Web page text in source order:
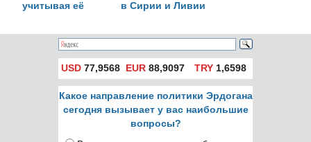
учитывая её
последствия
в Сирии и Ливии
USD 77,9568 EUR 88,9097 TRY1,6598
Какое направление политики Эрдогана
сегодня вызывает у вас наибольшие
вопросы?